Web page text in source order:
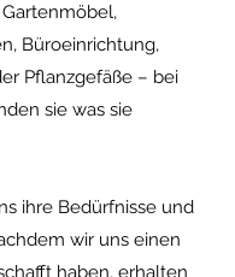
Büroeinrichtung,
Pflanzgefäße – bei
sie was sie
ihre Bedürfnisse und
wir uns einen
haben, erhalten